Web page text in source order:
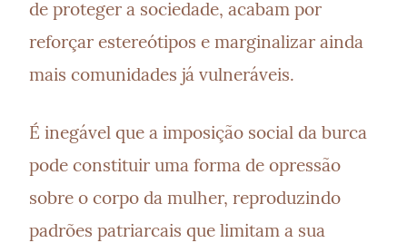
de proteger a sociedade, acabam por
reforçar estereótipos e marginalizar ainda
mais comunidades já vulneráveis.
É inegável que a imposição social da burca
pode constituir uma forma de opressão
sobre o corpo da mulher, reproduzindo
padrões patriarcais que limitam a sua